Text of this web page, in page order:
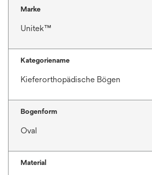
Marke
Unitek™
Kategoriename
Kieferorthopädische Bögen
Bogenform
Oval
Material